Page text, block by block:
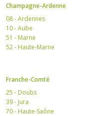
Champagne-Ardenne
08 - Ardennes
10 - Aube
51 - Marne
52 - Haute-Marne
Franche-Comté
25 - Doubs
39 - Jura
70 - Haute-Saône